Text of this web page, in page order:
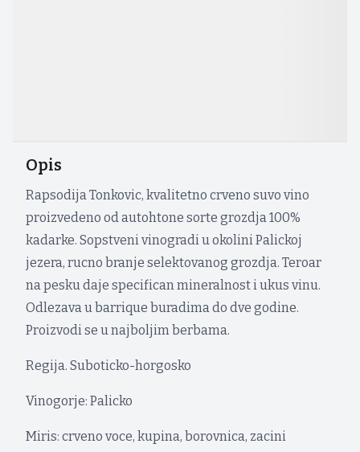
Opis
Rapsodija Tonkovic, kvalitetno crveno suvo vino
proizvedeno od autohtone sorte grozdja 100%
kadarke. Sopstveni vinogradi u okolini Palickoj
jezera, rucno branje selektovanog grozdja. Teroar
na pesku daje specifican mineralnost i ukus vinu.
Odlezava u barrique buradima do dve godine.
Proizvodi se u najboljim berbama.
Regija. Suboticko-horgosko
Vinogorje: Palicko
Miris: crveno voce, kupina, borovnica, zacini